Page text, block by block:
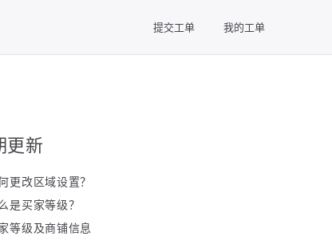
提交工单 我的工单
更新
更改区域设置？
是买家等级？
等级及商铺信息